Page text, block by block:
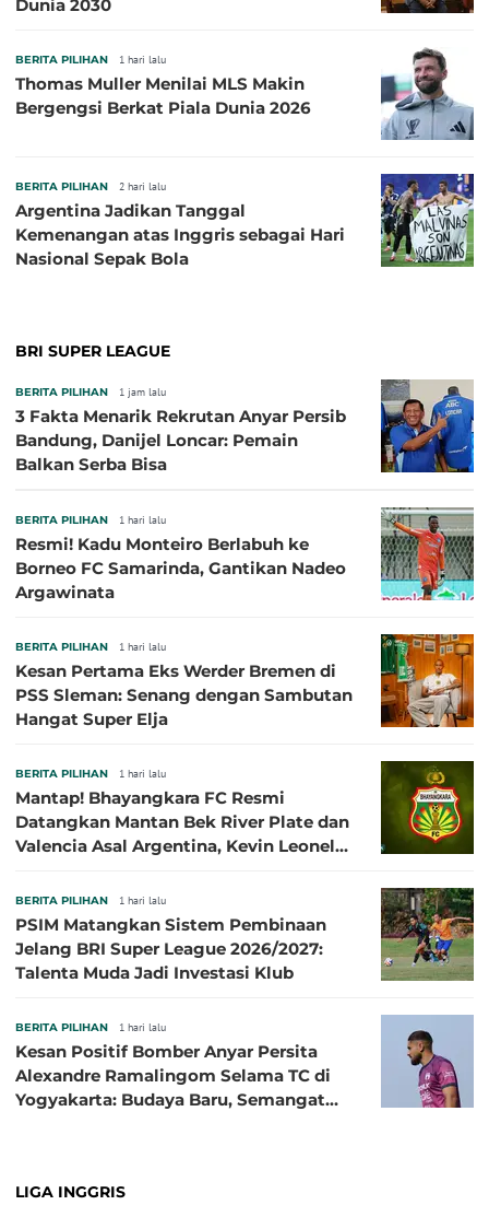
Dunia 2030
BERITA PILIHAN 1 hari lalu
Thomas Muller Menilai MLS Makin
Bergengsi Berkat Piala Dunia 2026
BERITA PILIHAN 2 hari lalu
Argentina Jadikan Tanggal
Kemenangan atas Inggris sebagai Hari
Nasional Sepak Bola
BRI SUPER LEAGUE
BERITA PILIHAN 1 jam lalu
3 Fakta Menarik Rekrutan Anyar Persib
Bandung, Danijel Loncar: Pemain
Balkan Serba Bisa
BERITA PILIHAN 1 hari lalu
Resmi! Kadu Monteiro Berlabuh ke
Borneo FC Samarinda, Gantikan Nadeo
Argawinata
BERITA PILIHAN 1 hari lalu
Kesan Pertama Eks Werder Bremen di
PSS Sleman: Senang dengan Sambutan
Hangat Super Elja
BERITA PILIHAN 1 hari lalu
Mantap! Bhayangkara FC Resmi
Datangkan Mantan Bek River Plate dan
Valencia Asal Argentina, Kevin Leonel
BERITA PILIHAN 1 hari lalu
PSIM Matangkan Sistem Pembinaan
Jelang BRI Super League 2026/2027:
Talenta Muda Jadi Investasi Klub
BERITA PILIHAN 1 hari lalu
Kesan Positif Bomber Anyar Persita
Alexandre Ramalingom Selama TC di
Yogyakarta: Budaya Baru, Semangat
LIGA INGGRIS